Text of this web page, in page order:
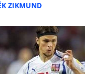
ZIKMUND